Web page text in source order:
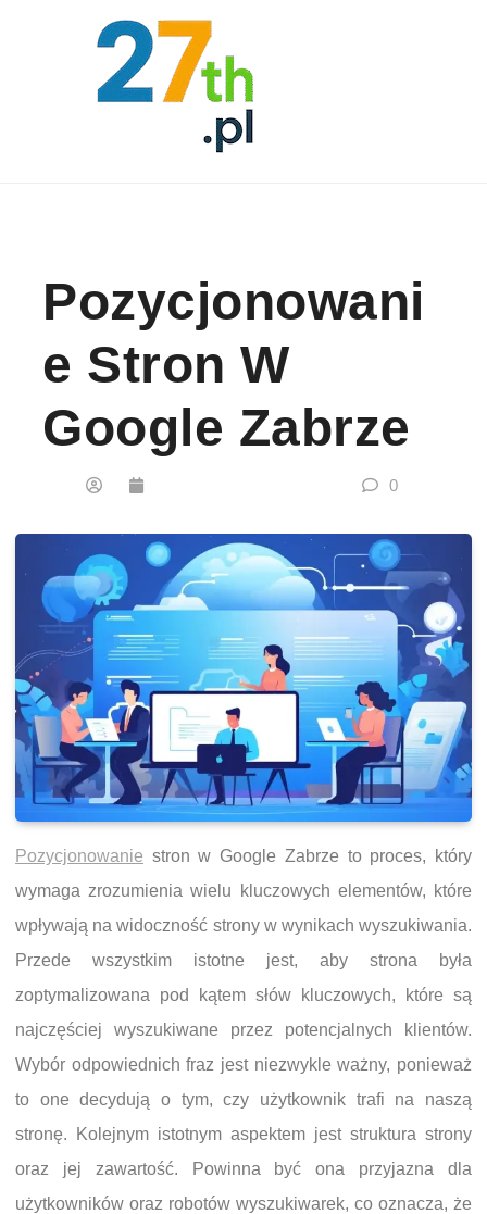
Pozycjonowani
E Stron W
Google Zabrze
0
Pozycjonowanie stron w Google Zabrze to proces, który
wymaga zrozumienia wielu kluczowych elementów, które
wpływają na widoczność strony w wynikach wyszukiwania.
Przede wszystkim istotne jest, aby strona była
zoptymalizowana pod kątem słów kluczowych, które są
najczęściej wyszukiwane przez potencjalnych klientów.
Wybór odpowiednich fraz jest niezwykle ważny, ponieważ
to one decydują o tym, czy użytkownik trafi na naszą
stronę. Kolejnym istotnym aspektem jest struktura strony
oraz jej zawartość. Powinna być ona przyjazna dla
użytkowników oraz robotów wyszukiwarek, co oznacza, że